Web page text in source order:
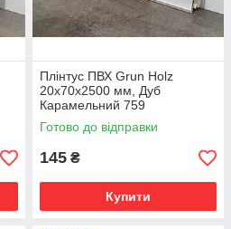
Плінтус ПВХ Grun Holz
20x70x2500 мм, Дуб
Карамельний 759
Готово до відправки
145 ₴
Купити